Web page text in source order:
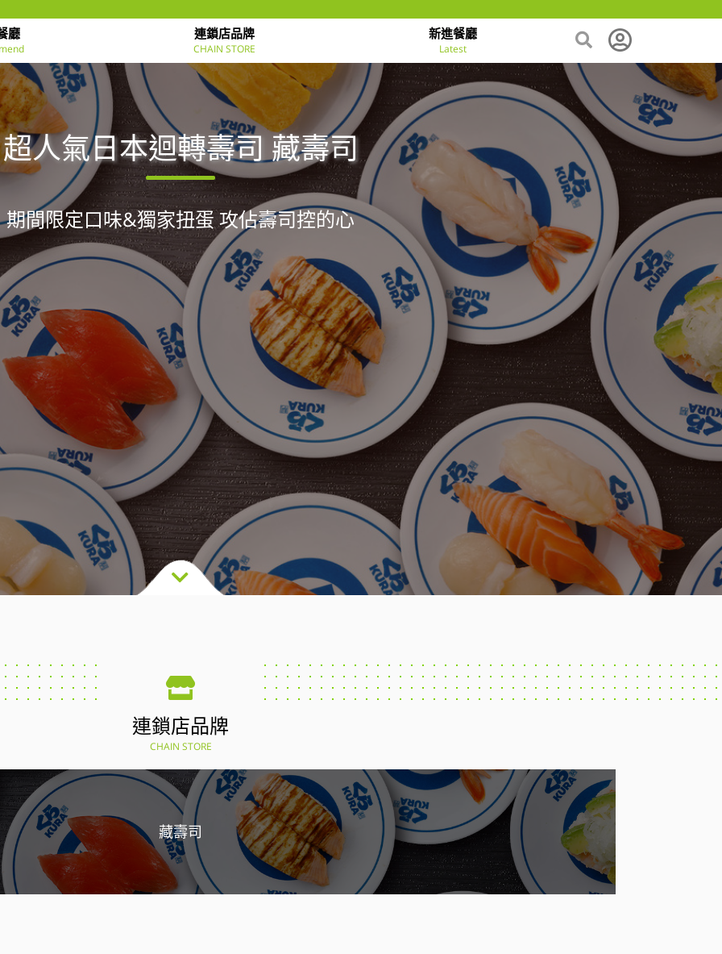
廳 連鎖店品牌
CHAIN STORE
新進餐廳
Latest
超人氣日本迴轉壽司 藏壽司
期間限定口味&獨家扭蛋 攻佔壽司控的心
連鎖店品牌
CHAIN STORE
藏壽司